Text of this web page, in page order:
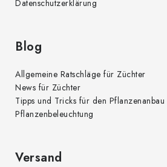
Datenschutzerklärung
Blog
Allgemeine Ratschläge für Züchter
News für Züchter
Tipps und Tricks für den Pflanzenanbau
Pflanzenbeleuchtung
Versand